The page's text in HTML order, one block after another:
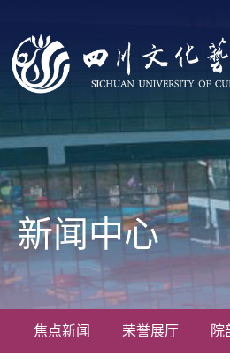
焦点新闻 荣誉展厅 院
新闻中心